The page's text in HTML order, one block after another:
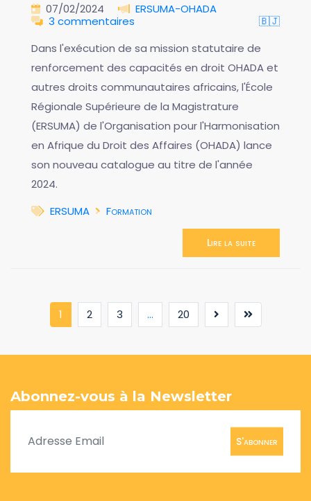
07/02/2024
ERSUMA-OHADA
3 commentaires
🇧🇯
Dans l'exécution de sa mission statutaire de
renforcement des capacités en droit OHADA et
autres droits communautaires africains, l'École
Régionale Supérieure de la Magistrature
(ERSUMA) de l'Organisation pour l'Harmonisation
en Afrique du Droit des Affaires (OHADA) lance
son nouveau catalogue au titre de l'année
2024.
ERSUMA
Formation
Lire la suite
1 (current)
2 3 ... 20
Abonnez-vous à la Newsletter
S'abonner